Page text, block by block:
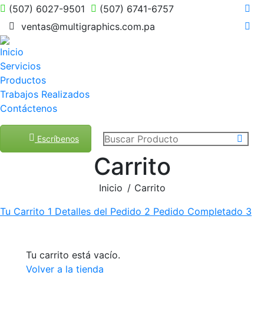
(507) 6027-9501
(507) 6741-6757
ventas@multigraphics.com.pa
Inicio
Servicios
Productos
Trabajos Realizados
Contáctenos
Escríbenos Buscar:
Carrito
Estás aquí:
Inicio
Carrito
Tu Carrito 1 Detalles del Pedido 2 Pedido Completado 3
Tu carrito está vacío.
Volver a la tienda